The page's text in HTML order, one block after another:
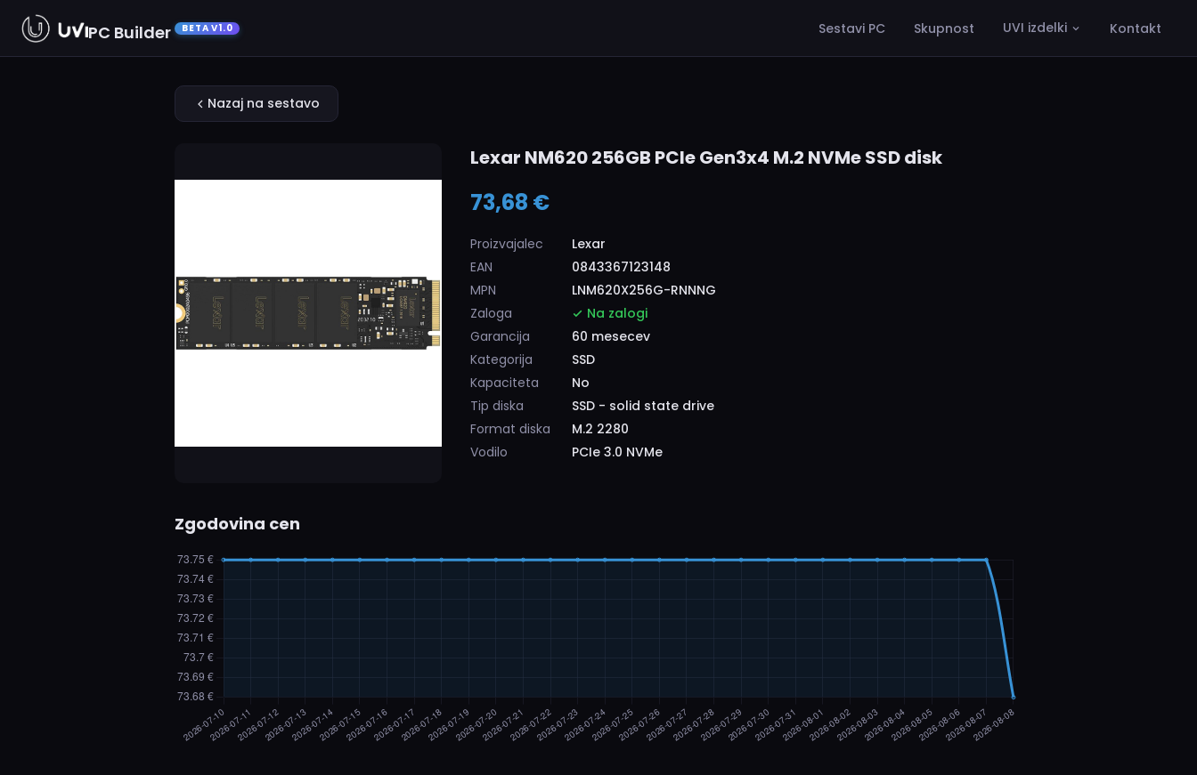
PC Builder BETA V1.0 Sestavi PC Skupnost UVI izdelki Kontakt
Nazaj na sestavo
Lexar NM620 256GB PCIe Gen3x4 M.2 NVMe SSD disk
73,68 €
Proizvajalec
Lexar
EAN
0843367123148
MPN
LNM620X256G-RNNNG
Zaloga
Na zalogi
Garancija
60 mesecev
Kategorija
SSD
Kapaciteta
No
Tip diska
SSD - solid state drive
Format diska
M.2 2280
Vodilo
PCIe 3.0 NVMe
Zgodovina cen